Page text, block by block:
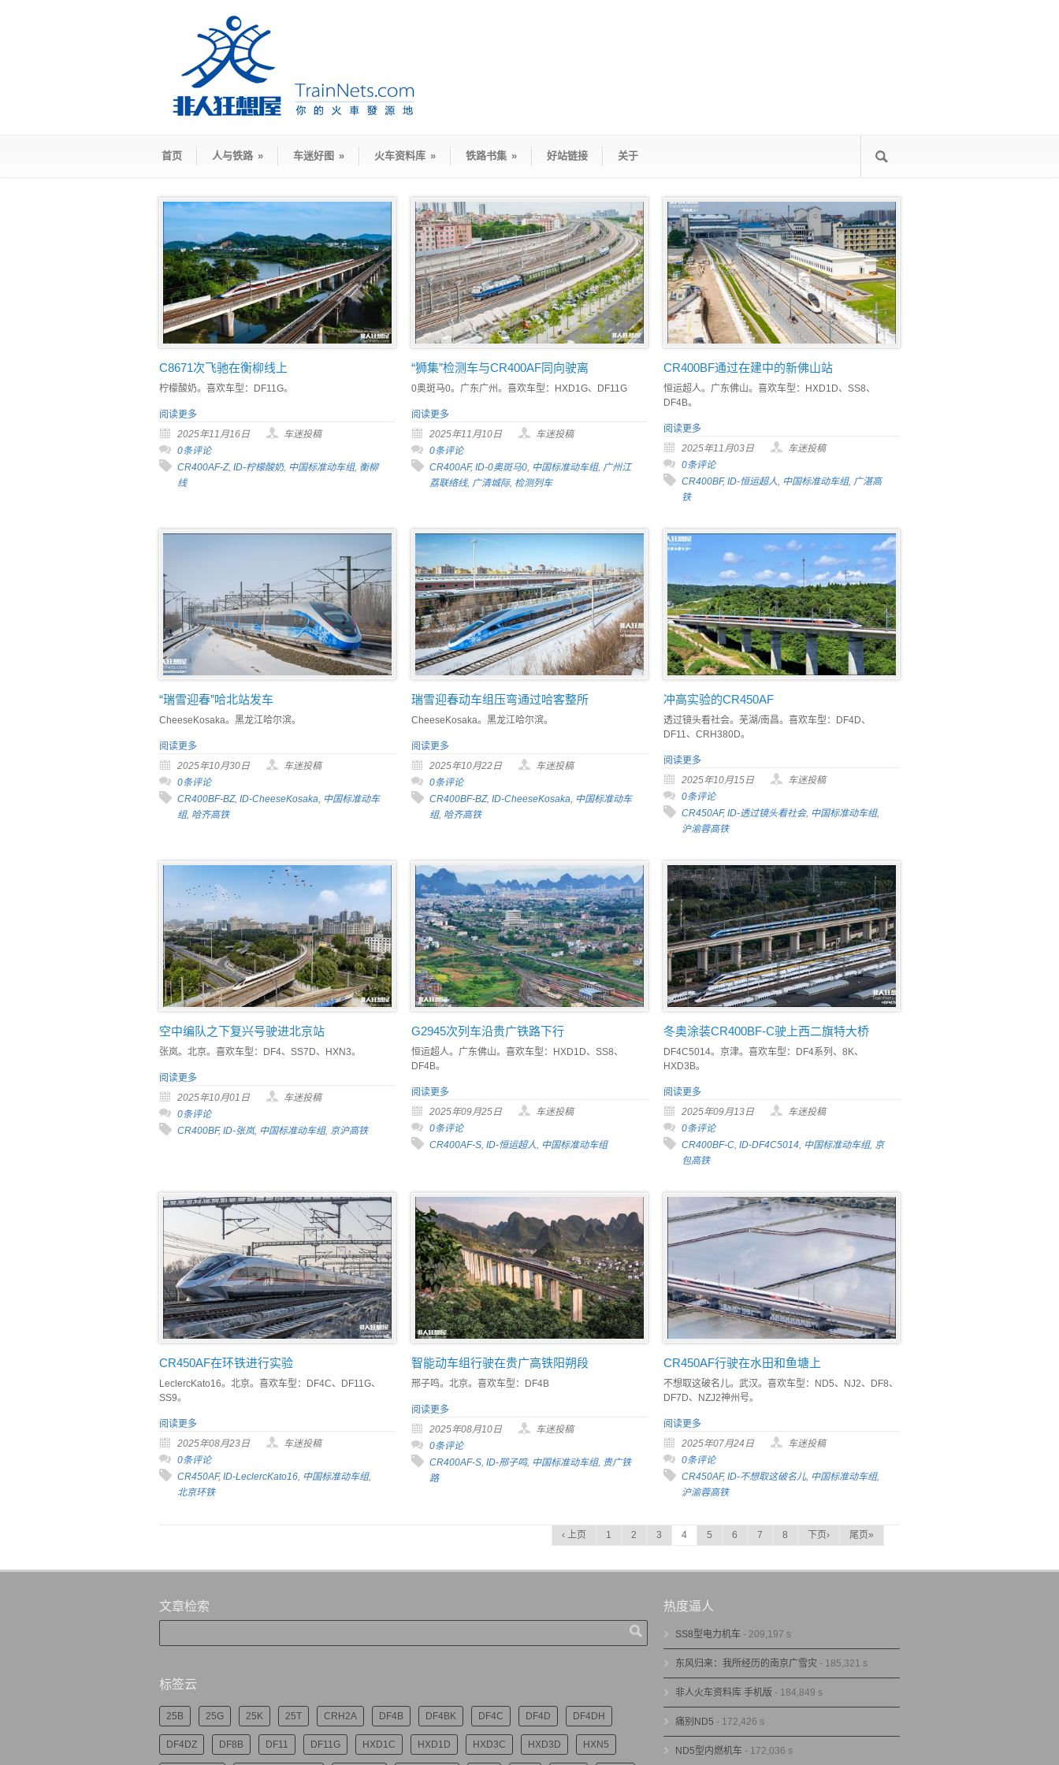
首页 人与铁路 » 车迷好图 » 火车资料库 » 铁路书集 » 好站链接 关于
C8671次飞驰在衡柳线上
柠檬酸奶。喜欢车型：DF11G。
阅读更多
2025年11月16日
车迷投稿
0条评论
CR400AF-Z, ID-柠檬酸奶, 中国标准动车组, 衡柳
线
“狮集”检测车与CR400AF同向驶离
0奥斑马0。广东广州。喜欢车型：HXD1G、DF11G
阅读更多
2025年11月10日
车迷投稿
0条评论
CR400AF, ID-0奥斑马0, 中国标准动车组, 广州江
荔联络线, 广清城际, 检测列车
CR400BF通过在建中的新佛山站
恒运超人。广东佛山。喜欢车型：HXD1D、SS8、
DF4B。
阅读更多
2025年11月03日
车迷投稿
0条评论
CR400BF, ID-恒运超人, 中国标准动车组, 广湛高
铁
“瑞雪迎春”哈北站发车
CheeseKosaka。黑龙江哈尔滨。
阅读更多
2025年10月30日
车迷投稿
0条评论
CR400BF-BZ, ID-CheeseKosaka, 中国标准动车
组, 哈齐高铁
瑞雪迎春动车组压弯通过哈客整所
CheeseKosaka。黑龙江哈尔滨。
阅读更多
2025年10月22日
车迷投稿
0条评论
CR400BF-BZ, ID-CheeseKosaka, 中国标准动车
组, 哈齐高铁
冲高实验的CR450AF
透过镜头看社会。芜湖/南昌。喜欢车型：DF4D、
DF11、CRH380D。
阅读更多
2025年10月15日
车迷投稿
0条评论
CR450AF, ID-透过镜头看社会, 中国标准动车组,
沪渝蓉高铁
空中编队之下复兴号驶进北京站
张岚。北京。喜欢车型：DF4、SS7D、HXN3。
阅读更多
2025年10月01日
车迷投稿
0条评论
CR400BF, ID-张岚, 中国标准动车组, 京沪高铁
G2945次列车沿贵广铁路下行
恒运超人。广东佛山。喜欢车型：HXD1D、SS8、
DF4B。
阅读更多
2025年09月25日
车迷投稿
0条评论
CR400AF-S, ID-恒运超人, 中国标准动车组
冬奥涂装CR400BF-C驶上西二旗特大桥
DF4C5014。京津。喜欢车型：DF4系列、8K、
HXD3B。
阅读更多
2025年09月13日
车迷投稿
0条评论
CR400BF-C, ID-DF4C5014, 中国标准动车组, 京
包高铁
CR450AF在环铁进行实验
LeclercKato16。北京。喜欢车型：DF4C、DF11G、
SS9。
阅读更多
2025年08月23日
车迷投稿
0条评论
CR450AF, ID-LeclercKato16 中国标准动车组,
北京环铁
智能动车组行驶在贵广高铁阳朔段
邢子鸣。北京。喜欢车型：DF4B
阅读更多
2025年08月10日
车迷投稿
0条评论
CR400AF-S ID-邢子鸣, 中国标准动车组, 贵广铁
路
CR450AF行驶在水田和鱼塘上
不想取这破名儿。武汉。喜欢车型：ND5、NJ2、DF8、
DF7D、NZJ2神州号。
阅读更多
2025年07月24日
车迷投稿
0条评论
CR450AF, ID-不想取这破名儿 中国标准动车组,
沪渝蓉高铁
‹ 上页 1 2 3 4 5 6 7 8 下页› 尾页»
文章检索
标签云
25B 25G 25K 25T CRH2A DF4B DF4BK DF4C DF4D DF4DH
DF4DZ DF8B DF11 DF11G HXD1C HXD1D HXD3C HXD3D HXN5
热度逼人
SS8型电力机车 - 209,197 s
东风归来：我所经历的南京广雪灾 - 185,321 s
非人火车资料库 手机版 - 184,849 s
痛别ND5 - 172,426 s
ND5型内燃机车 - 172,036 s